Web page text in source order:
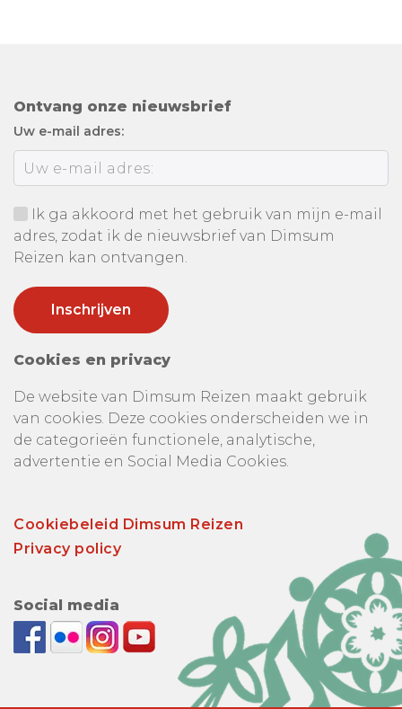
Ontvang onze nieuwsbrief
Uw e-mail adres:
Ik ga akkoord met het gebruik van mijn e-mail
adres, zodat ik de nieuwsbrief van Dimsum
Reizen kan ontvangen.
Cookies en privacy
De website van Dimsum Reizen maakt gebruik
van cookies. Deze cookies onderscheiden we in
de categorieën functionele, analytische,
advertentie en Social Media Cookies.
Cookiebeleid Dimsum Reizen
Privacy policy
Social media